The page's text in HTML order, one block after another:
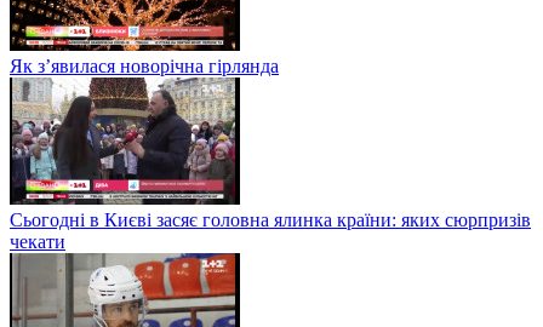
Як з’явилася новорічна гірлянда
Сьогодні в Києві засяє головна ялинка країни: яких сюрпризів
чекати